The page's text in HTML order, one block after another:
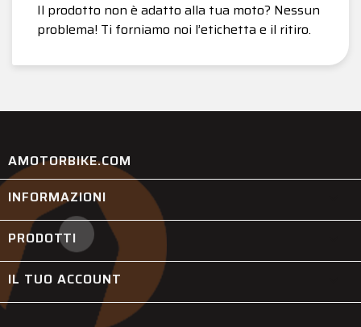
Il prodotto non è adatto alla tua moto? Nessun
problema! Ti forniamo noi l’etichetta e il ritiro.
AMOTORBIKE.COM
INFORMAZIONI
PRODOTTI
IL TUO ACCOUNT